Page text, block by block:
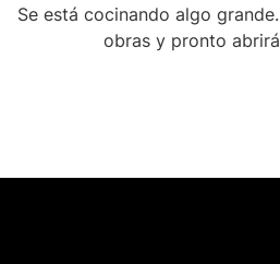
Se está cocinando algo
obras y pronto